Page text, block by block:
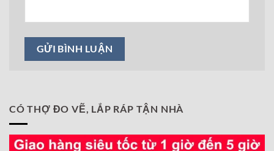
CÓ THỢ ĐO VẼ, LẮP RÁP TẬN NHÀ